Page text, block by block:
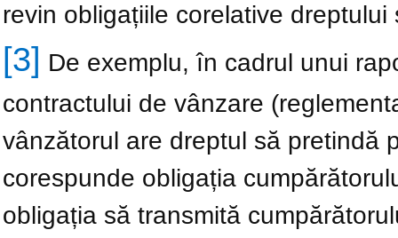
revin obligațiile corelative
[3] De exemplu, în cadrul unui
contractului de vânzare
vânzătorul are dreptul să pretindă
corespunde obligația
obligația să transmită